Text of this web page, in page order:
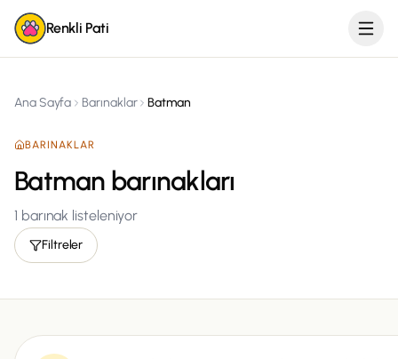
Renkli Pati
Ana Sayfa Barınaklar Batman
BARINAKLAR
Batman barınakları
1 barınak listeleniyor
Filtreler